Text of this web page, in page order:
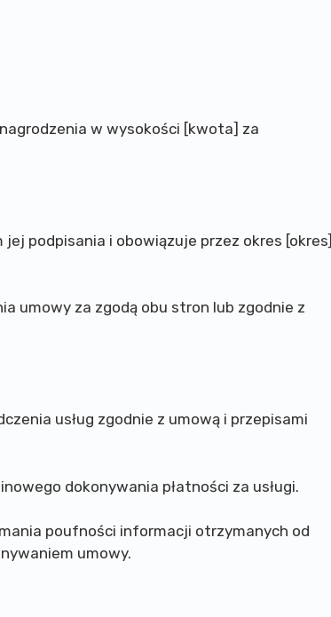
w wysokości [kwota] za
podpisania i obowiązuje przez okres [okres]
umowy za zgodą obu stron lub zgodnie z
usług zgodnie z umową i przepisami
dokonywania płatności za usługi.
poufności informacji otrzymanych od
umowy.